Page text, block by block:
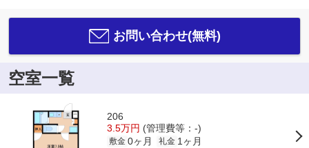
お問い合わせ(無料)
空室一覧
206
3.5万円 (管理費等：-)
敷金 0ヶ月 礼金 1ヶ月